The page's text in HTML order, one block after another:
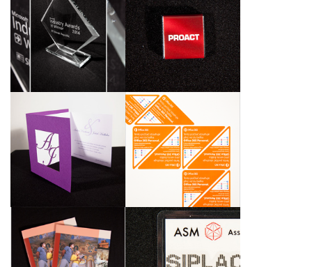
Pamětní skleněné
trofeje k letošnímu
udílení cen v soutěži
Microsoft Industry
Awards na Slovensku
Reklamní čokoládové
čtverečky pro
společnost Proact
Czech Republic, s.r.o.
Originální svatební
oznámení řezané
pomocí laseru
Samolepící rohy na PC
obrazovky pro
společnost Microsoft
Slovakia, s.r.o.
Brožura Putování s
bílou paní v německé
Kartičky a šablona pro
osazování